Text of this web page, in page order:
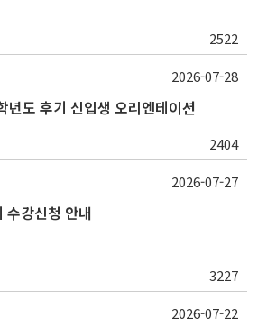
2522
년도 후기 신입생 오리엔테이션
2404
2026-07-28
수강신청 안내
3227
2026-07-27
2026-07-22